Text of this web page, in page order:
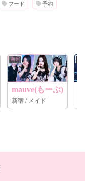
フード 予約
新宿
mauve(もーぶ)
新宿 / メイド